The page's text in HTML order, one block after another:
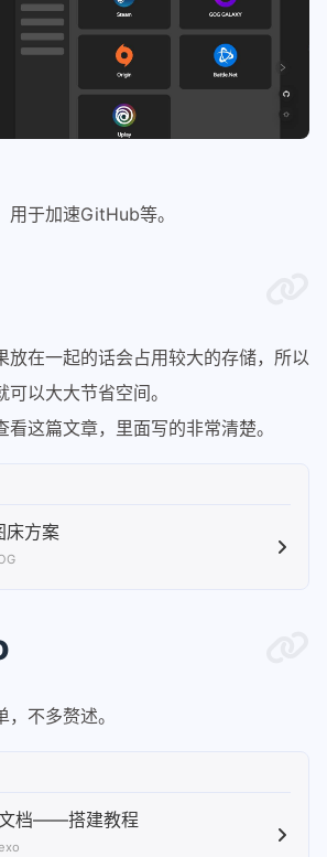
于加速GitHub等。
放在一起的话会占用较大的存储，所以
以大大节省空间。
这篇文章，里面写的非常清楚。
床方案
不多赘述。
档——搭建教程